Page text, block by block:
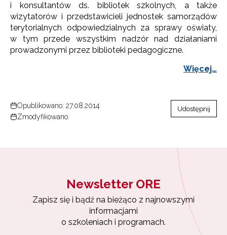
i konsultantów ds. bibliotek szkolnych, a także
wizytatorów i przedstawicieli jednostek samorządów
terytorialnych odpowiedzialnych za sprawy oświaty,
w tym przede wszystkim nadzór nad działaniami
prowadzonymi przez biblioteki pedagogiczne.
Więcej…
Opublikowano: 27.08.2014
Zmodyfikowano:
Udostępnij
Newsletter ORE
Zapisz się i bądź na bieżąco z najnowszymi
informacjami
o szkoleniach i programach.